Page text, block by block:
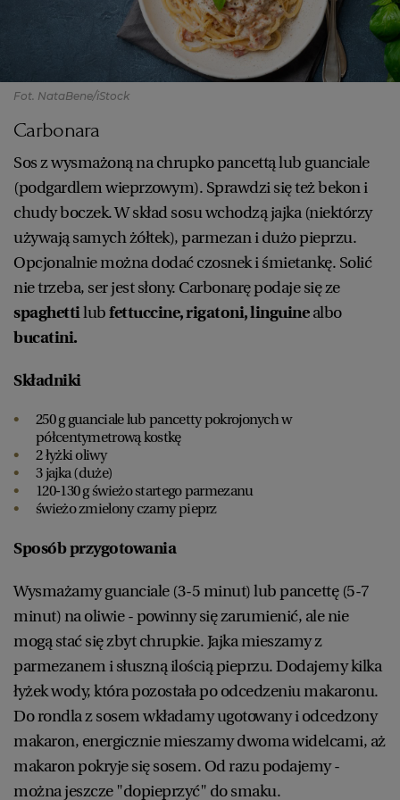
Fot. NataBene/iStock
Carbonara
Sos z wysmażoną na chrupko pancettą lub guanciale
(podgardlem wieprzowym). Sprawdzi się też bekon i
chudy boczek. W skład sosu wchodzą jajka (niektórzy
używają samych żółtek), parmezan i dużo pieprzu.
Opcjonalnie można dodać czosnek i śmietankę. Solić
nie trzeba, ser jest słony. Carbonarę podaje się ze
spaghettilubfettuccine, rigatoni, linguinealbo
bucatini.
Składniki
250 g guanciale lub pancetty pokrojonych w
półcentymetrową kostkę
2 łyżki oliwy
3 jajka (duże)
120-130 g świeżo startego parmezanu
świeżo zmielony czarny pieprz
Sposób przygotowania
Wysmażamy guanciale (3-5 minut) lub pancettę (5-7
minut) na oliwie - powinny się zarumienić, ale nie
mogą stać się zbyt chrupkie. Jajka mieszamy z
parmezanem i słuszną ilością pieprzu. Dodajemy kilka
łyżek wody, która pozostała po odcedzeniu makaronu.
Do rondla z sosem wkładamy ugotowany i odcedzony
makaron, energicznie mieszamy dwoma widelcami, aż
makaron pokryje się sosem. Od razu podajemy -
można jeszcze "dopieprzyć" do smaku.